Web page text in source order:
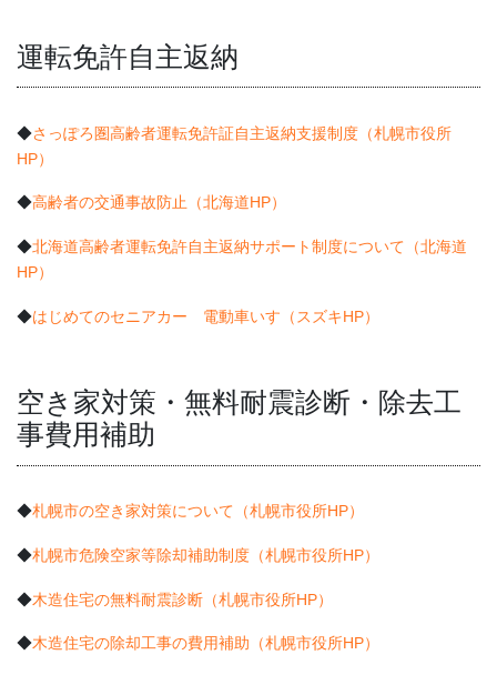
運転免許自主返納
◆さっぽろ圏高齢者運転免許証自主返納支援制度（札幌市役所
HP）
◆高齢者の交通事故防止（北海道HP）
◆北海道高齢者運転免許自主返納サポート制度について（北海道
HP）
◆はじめてのセニアカー 電動車いす（スズキHP）
空き家対策・無料耐震診断・除去工
事費用補助
◆札幌市の空き家対策について（札幌市役所HP）
◆札幌市危険空家等除却補助制度（札幌市役所HP）
◆木造住宅の無料耐震診断（札幌市役所HP）
◆木造住宅の除却工事の費用補助（札幌市役所HP）